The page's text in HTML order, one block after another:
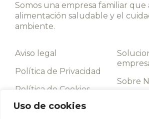
Uso de cookies
Somos una empresa familiar que
alimentación saludable y el
ambiente.
Aviso legal
Política de Privacidad
Política de Cookies
Términos y
Sobre